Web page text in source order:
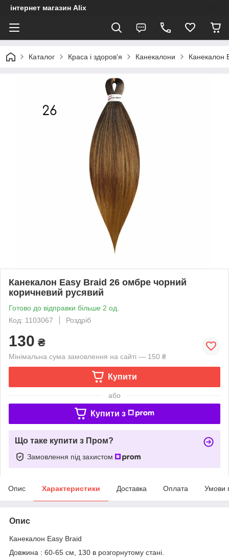
інтернет магазин Alix
Каталог Краса і здоров'я Канекалони Канекалон
Канекалон Easy Braid 26 омбре чорний
коричневий русявий
Готово до відправки більше 2 од.
Код: 1103067
Роздріб
130 ₴
Мінімальна сума замовлення на сайті — 150 ₴
Купити
або
Купити з
Що таке купити з Пром?
Замовлення під захистом
Опис Характеристики Доставка Оплата Умови
Опис
Канекалон Easy Braid
Довжина : 60-65 см, 130 в розгорнутому стані.